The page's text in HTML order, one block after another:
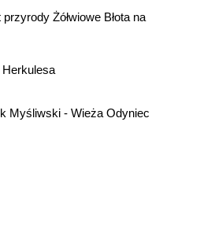
Żółwiowe Błota na
Myśliwski - Wieża Odyniec